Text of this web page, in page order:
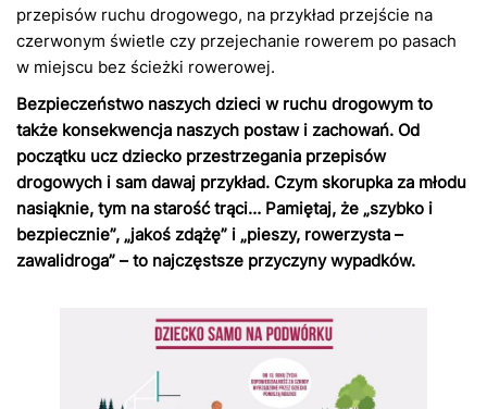
przepisów ruchu drogowego, na przykład przejście na
czerwonym świetle czy przejechanie rowerem po pasach
w miejscu bez ścieżki rowerowej.
Bezpieczeństwo naszych dzieci w ruchu drogowym to
także konsekwencja naszych postaw i zachowań. Od
początku ucz dziecko przestrzegania przepisów
drogowych i sam dawaj przykład. Czym skorupka za młodu
nasiąknie, tym na starość trąci… Pamiętaj, że „szybko i
bezpiecznie”, „jakoś zdążę” i „pieszy, rowerzysta –
zawalidroga” – to najczęstsze przyczyny wypadków.